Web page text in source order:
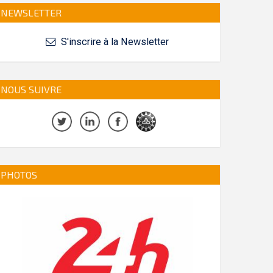
NEWSLETTER
S'inscrire à la Newsletter
NOUS SUIVRE
PHOTOS